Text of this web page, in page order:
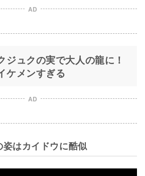
AD
ジュクの実で大人の龍に！
ケメンすぎる
AD
はカイドウに酷似